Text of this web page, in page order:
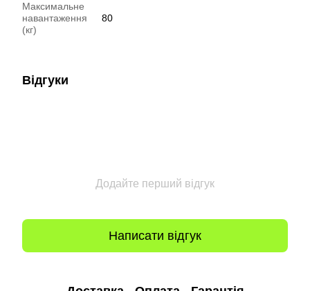
Максимальне
навантаження
(кг)
80
Відгуки
Додайте перший відгук
Написати відгук